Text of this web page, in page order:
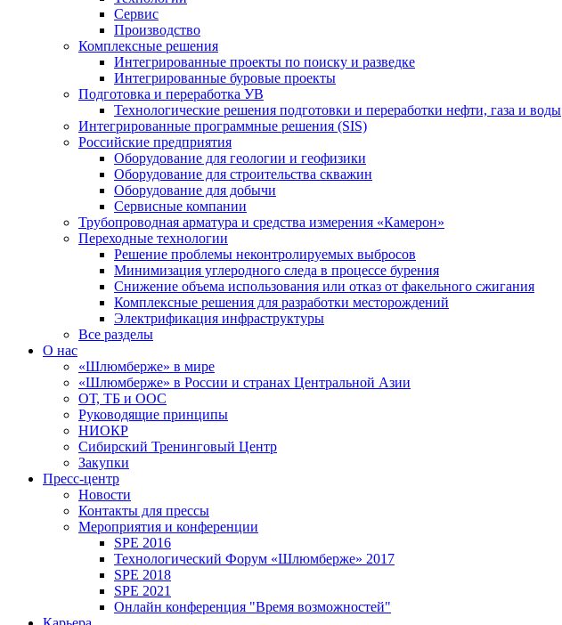
Сервис
Производство
Комплексные решения
Интегрированные проекты по поиску и разведке
Интегрированные буровые проекты
Подготовка и переработка УВ
Технологические решения подготовки и переработки нефти, газа и воды
Интегрированные программные решения (SIS)
Российские предприятия
Оборудование для геологии и геофизики
Оборудование для строительства скважин
Оборудование для добычи
Сервисные компании
Трубопроводная арматура и средства измерения «Камерон»
Переходные технологии
Решение проблемы неконтролируемых выбросов
Минимизация углеродного следа в процессе бурения
Снижение объема использования или отказ от факельного сжигания
Комплексные решения для разработки месторождений
Электрификация инфраструктуры
Все разделы
О нас
«Шлюмберже» в мире
«Шлюмберже» в России и странах Центральной Азии
ОТ, ТБ и ООС
Руководящие принципы
НИОКР
Сибирский Тренинговый Центр
Закупки
Пресс-центр
Новости
Контакты для прессы
Мероприятия и конференции
SPE 2016
Технологический Форум «Шлюмберже» 2017
SPE 2018
SPE 2021
Онлайн конференция "Время возможностей"